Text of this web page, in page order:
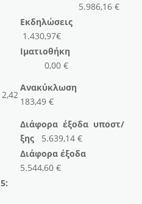
5.986,16 €
Εκδηλώσεις
1.430,97€
Ιματιοθήκη
0,00 €
Ανακύκλωση
183,49 €
Διάφορα έξοδα υποστ/
ξης 5.639,14 €
Διάφορα έξοδα
5.544,60 €